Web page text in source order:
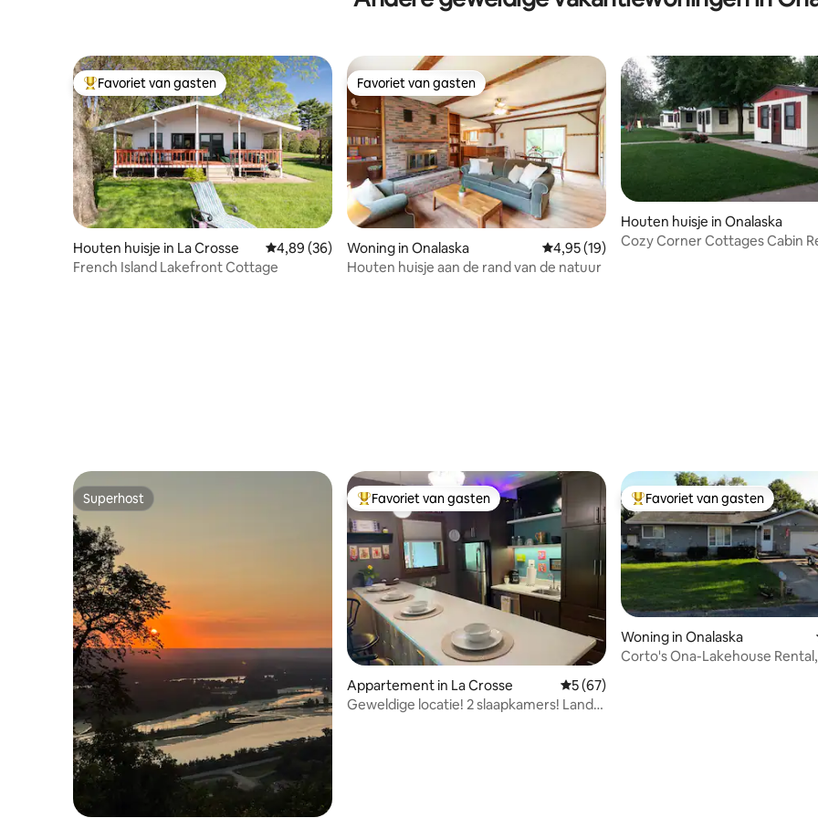
Topfavoriet van gasten
Favoriet van gasten
Houten huisje in La Crosse Gemiddelde beoordeling van 4,89 uit 5, 36 recensies
4,89 (36)
French Island Lakefront Cottage
Favoriet van gasten
Favoriet van gasten
Woning in Onalaska Gemiddelde beoordeling van 4,95 uit 5, 19
4,95 (19)
Houten huisje aan de rand van de natuur
Houten huisje in Onalaska
Cozy Corner Cottages Cabin
Superhost
Superhost Topfavoriet van gasten
Favoriet van gasten
Appartement in La Crosse Gemiddelde beoordeling van 5 uit 5, 67
5 (67)
Geweldige locatie! 2 slaapkamers! Land
Topfavoriet van gasten
Favoriet van gasten
Woning in Onalaska
Corto's Ona-Lakehouse